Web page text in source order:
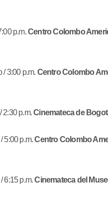
p.m.Centro Colombo
/ 3:00 p.m. Centro Colombo
2:30 p.m.Cinemateca de
5:00 p.m.Centro Colombo
6:15 p.m.Cinemateca del